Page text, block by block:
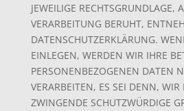
JEWEILIGE RECHTSGRUNDLAGE,
VERARBEITUNG BERUHT,
DATENSCHUTZERKLÄRUNG.
EINLEGEN, WERDEN WIR IHRE
PERSONENBEZOGENEN DATEN
VERARBEITEN, ES SEI DENN,
ZWINGENDE SCHUTZWÜRDIGE